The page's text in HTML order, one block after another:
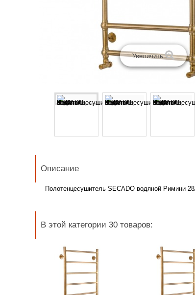
Увеличить
Описание
Полотенцесушитель SECADO водяной Римини
В этой категории 30 товаров: